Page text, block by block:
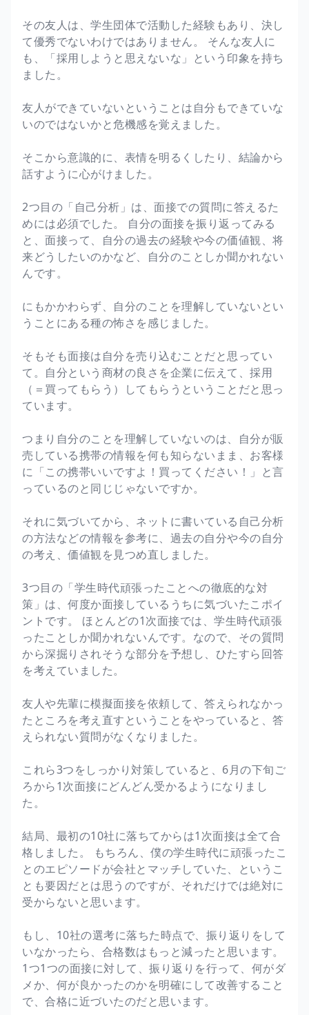
その友人は、学生団体で活動した経験もあり、決し
て優秀でないわけではありません。 そんな友人に
も、「採用しようと思えないな」という印象を持ち
ました。
友人ができていないということは自分もできていな
いのではないかと危機感を覚えました。
そこから意識的に、表情を明るくしたり、結論から
話すように心がけました。
2つ目の「自己分析」は、面接での質問に答えるた
めには必須でした。 自分の面接を振り返ってみる
と、面接って、自分の過去の経験や今の価値観、将
来どうしたいのかなど、自分のことしか聞かれない
んです。
にもかかわらず、自分のことを理解していないとい
うことにある種の怖さを感じました。
そもそも面接は自分を売り込むことだと思ってい
て。自分という商材の良さを企業に伝えて、採用
（＝買ってもらう）してもらうということだと思っ
ています。
つまり自分のことを理解していないのは、自分が販
売している携帯の情報を何も知らないまま、お客様
に「この携帯いいですよ！買ってください！」と言
っているのと同じじゃないですか。
それに気づいてから、ネットに書いている自己分析
の方法などの情報を参考に、過去の自分や今の自分
の考え、価値観を見つめ直しました。
3つ目の「学生時代頑張ったことへの徹底的な対
策」は、何度か面接しているうちに気づいたこポイ
ントです。 ほとんどの1次面接では、学生時代頑張
ったことしか聞かれないんです。なので、その質問
から深掘りされそうな部分を予想し、ひたすら回答
を考えていました。
友人や先輩に模擬面接を依頼して、答えられなかっ
たところを考え直すということをやっていると、答
えられない質問がなくなりました。
これら3つをしっかり対策していると、6月の下旬ご
ろから1次面接にどんどん受かるようになりまし
た。
結局、最初の10社に落ちてからは1次面接は全て合
格しました。 もちろん、僕の学生時代に頑張ったこ
とのエピソードが会社とマッチしていた、というこ
とも要因だとは思うのですが、それだけでは絶対に
受からないと思います。
もし、10社の選考に落ちた時点で、振り返りをして
いなかったら、合格数はもっと減ったと思います。
1つ1つの面接に対して、振り返りを行って、何がダ
メか、何が良かったのかを明確にして改善すること
で、合格に近づいたのだと思います。